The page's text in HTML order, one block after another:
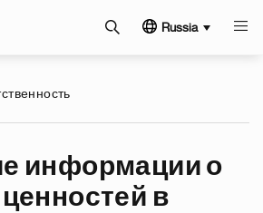
Russia
информации о
в